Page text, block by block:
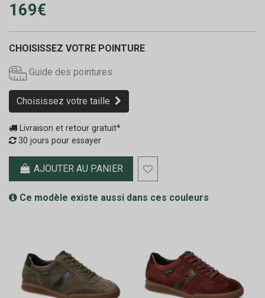
169€
CHOISISSEZ VOTRE POINTURE
Guide des pointures
Choisissez votre taille
Livraison et retour gratuit*
30 jours pour essayer
AJOUTER AU PANIER
Ce modèle existe aussi dans ces couleurs